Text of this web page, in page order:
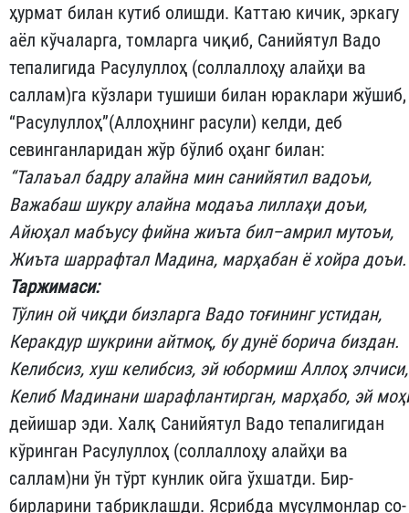
ҳурмат билан кутиб олиш­ди. Каттаю кичик, эркагу
аёл кўчаларга, томларга чиқиб, Санийятул Вадо
тепалигида Расулуллоҳ (соллаллоҳу алайҳи ва
саллам)га кўз­лари тушиши билан юраклари жўшиб,
“Расулуллоҳ”(Аллоҳнинг ра­сули) келди, деб
севинганларидан жўр бўлиб оҳанг билан:
“Талаъал бадру алайна мин санийятил вадоъи,
Важабаш шукру алайна модаъа лиллаҳи доъи,
Айюҳал мабъусу фийна жиъта бил–амрил мутоъи,
Жиъта шаррафтал Мадина, марҳабан ё хойра доъи.
Таржимаси:
Тўлин ой чиқди бизларга Вадо тоғининг устидан,
Керакдур шукрини айтмоқ, бу дунё борича биздан.
Келибсиз, хуш келибсиз, эй юбормиш Аллоҳ элчиси,
Келиб Мадинани шарафлантирган, марҳабо, эй
дейишар эди. Халқ Санийятул Вадо тепалигидан
кўринган Ра­сулуллоҳ (соллаллоҳу алайҳи ва
саллам)ни ўн тўрт кунлик ойга ўх­шатди. Бир-
бирларини табриклашди. Ясрибда мусулмонлар со­